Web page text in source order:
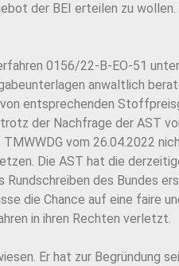
der BEI erteilen zu
0156/22-B-EO-51
anwaltlich
entsprechenden
der Nachfrage der AST
vom 26.04.2022
Die AST hat die
des Bundes
die Chance auf eine faire
in ihren Rechten verletzt.
Er hat zur Begründung